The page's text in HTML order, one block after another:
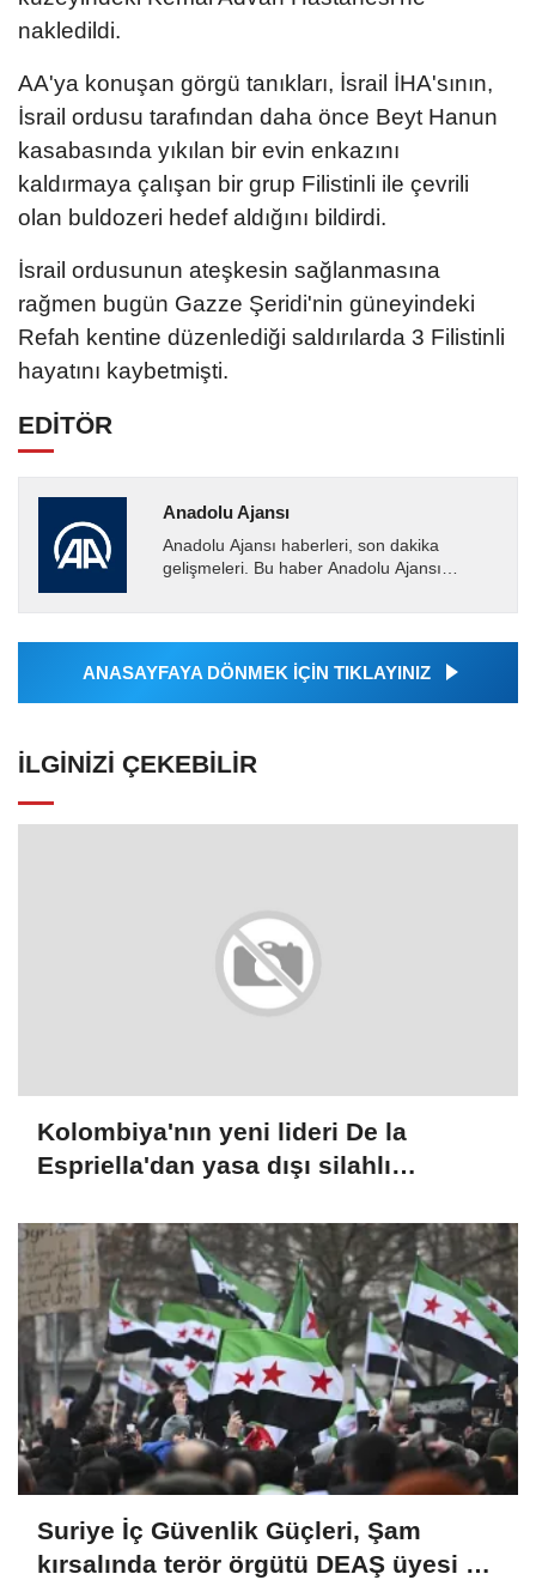
nakledildi.
AA'ya konuşan görgü tanıkları, İsrail İHA'sının,
İsrail ordusu tarafından daha önce Beyt Hanun
kasabasında yıkılan bir evin enkazını
kaldırmaya çalışan bir grup Filistinli ile çevrili
olan buldozeri hedef aldığını bildirdi.
İsrail ordusunun ateşkesin sağlanmasına
rağmen bugün Gazze Şeridi'nin güneyindeki
Refah kentine düzenlediği saldırılarda 3 Filistinli
hayatını kaybetmişti.
EDİTÖR
Anadolu Ajansı
Anadolu Ajansı haberleri, son dakika
gelişmeleri. Bu haber Anadolu Ajansı
tarafından geçilen tüm...
ANASAYFAYA DÖNMEK İÇİN TIKLAYINIZ
İLGINIZI ÇEKEBILIR
Kolombiya'nın yeni lideri De la
Espriella'dan yasa dışı silahlı
Suriye İç Güvenlik Güçleri, Şam
kırsalında terör örgütü DEAŞ üyesi 2